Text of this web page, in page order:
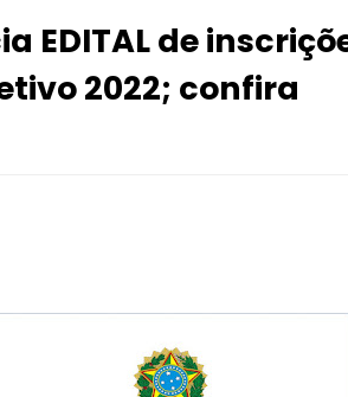
EDITAL de
2022; confira